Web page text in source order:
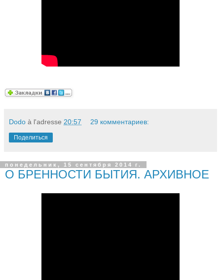
Dodo à l'adresse 20:57 29 комментариев:
Поделиться
понедельник, 15 сентября 2014 г.
О БРЕННОСТИ БЫТИЯ. АРХИВНОЕ